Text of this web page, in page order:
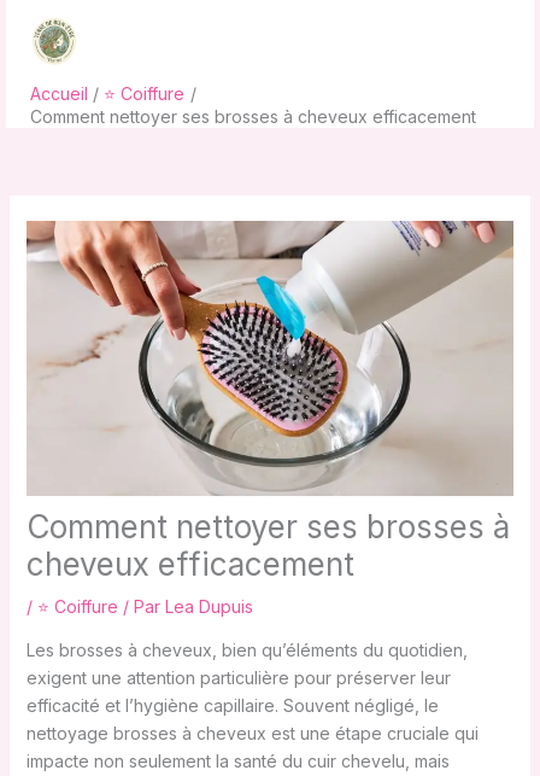
contenu
Accueil
⭐ Coiffure
Comment nettoyer ses brosses à cheveux efficacement
Comment nettoyer ses brosses à
cheveux efficacement
/ ⭐ Coiffure / Par Lea Dupuis
Les brosses à cheveux, bien qu’éléments du quotidien,
exigent une attention particulière pour préserver leur
efficacité et l’hygiène capillaire. Souvent négligé, le
nettoyage brosses à cheveux est une étape cruciale qui
impacte non seulement la santé du cuir chevelu, mais